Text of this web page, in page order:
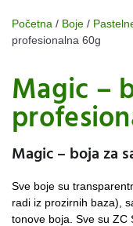
Početna / Boje /
profesionalna 60g
Magic –
Magic – boja za
Sve boje su
radi iz prozirnih baza),
tonove boja. Sve su ZC